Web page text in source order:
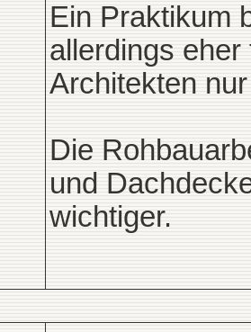
Ein Praktikum
allerdings
Architekten
Die
und
wichtiger.